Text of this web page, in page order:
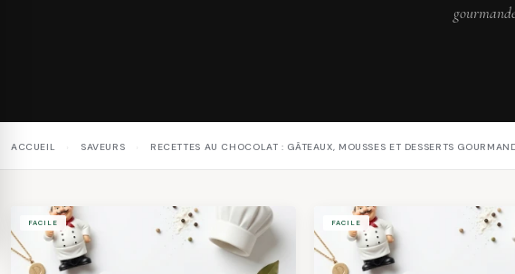
ACCUEIL SAVEURS RECETTES AU CHOCOLAT : GÂTEAUX, MOUSSES ET DESSERTS
FACILE FACILE